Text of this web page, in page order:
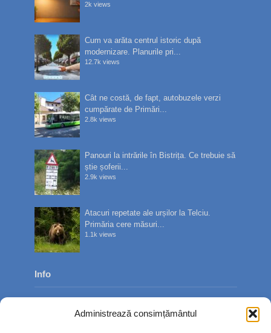
Administrează consimțământul
2k views
Cum va arăta centrul istoric după
modernizare. Planurile pri...
12.7k views
Cât ne costă, de fapt, autobuzele verzi
cumpărate de Primări...
2.8k views
Panouri la intrările în Bistrița. Ce trebuie să
știe șoferii...
2.9k views
Atacuri repetate ale urșilor la Telciu.
Primăria cere măsuri...
1.1k views
Info